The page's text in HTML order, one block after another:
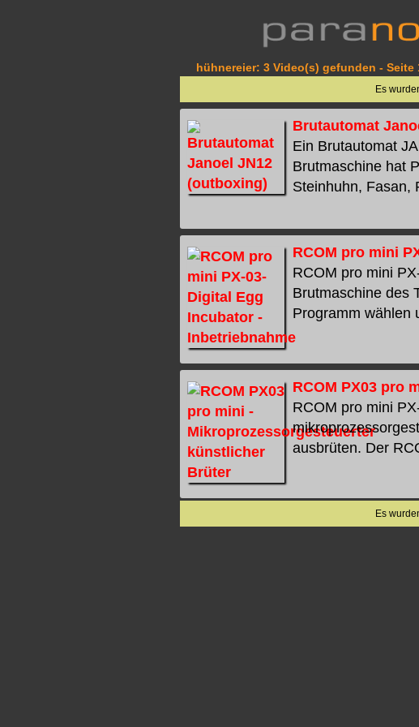
hühnereier: 3 Video(s) gefunden - Seite
Es
Brutautomat
Ein Brutautomat
Brutmaschine hat
Steinhuhn, Fasan,
RCOM pro mini
RCOM pro mini
Brutmaschine des
Programm wählen
RCOM PX03 pro
RCOM pro mini
ausbrüten. Der
Es